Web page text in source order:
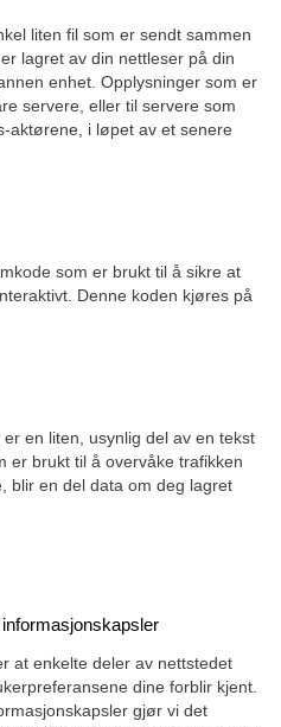
liten fil som er sendt sammen
lagret av din nettleser på din
enhet. Opplysninger som er
servere, eller til servere som
aktørene, i løpet av et senere
som er brukt til å sikre at
Denne koden kjøres på
en liten, usynlig del av en tekst
er brukt til å overvåke trafikken
blir en del data om deg lagret
at enkelte deler av nettstedet
dine forblir kjent.
gjør vi det